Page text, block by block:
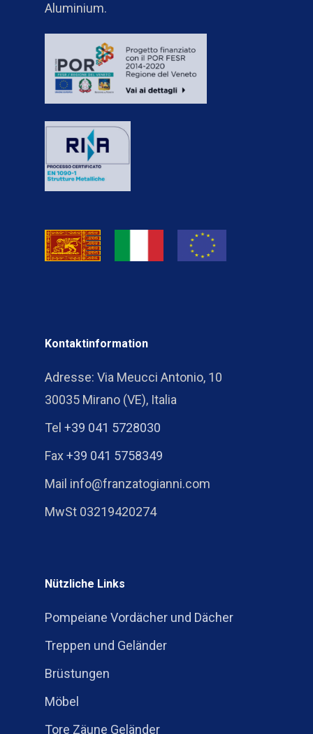
Aluminium.
Kontaktinformation
Adresse: Via Meucci Antonio, 10
30035 Mirano (VE), Italia
Tel +39 041 5728030
Fax+39 041 5758349
Mail info@franzatogianni.com
MwSt 03219420274
Nützliche Links
Pompeiane Vordächer und Dächer
Treppen und Geländer
Brüstungen
Möbel
Tore Zäune Geländer